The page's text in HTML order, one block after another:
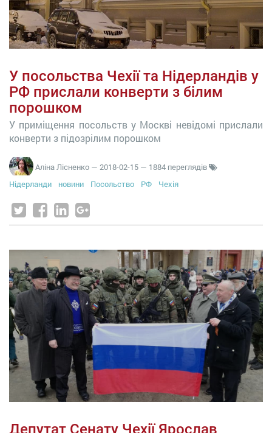
У посольства Чехії та Нідерландів у
РФ прислали конверти з білим
порошком
У приміщення посольств у Москві невідомі прислали
конверти з підозрілим порошком
Аліна Лісненко — 2018-02-15 — 1884 переглядів
Нідерланди
новини Посольство РФ Чехія
Депутат Сенату Чехії Ярослав